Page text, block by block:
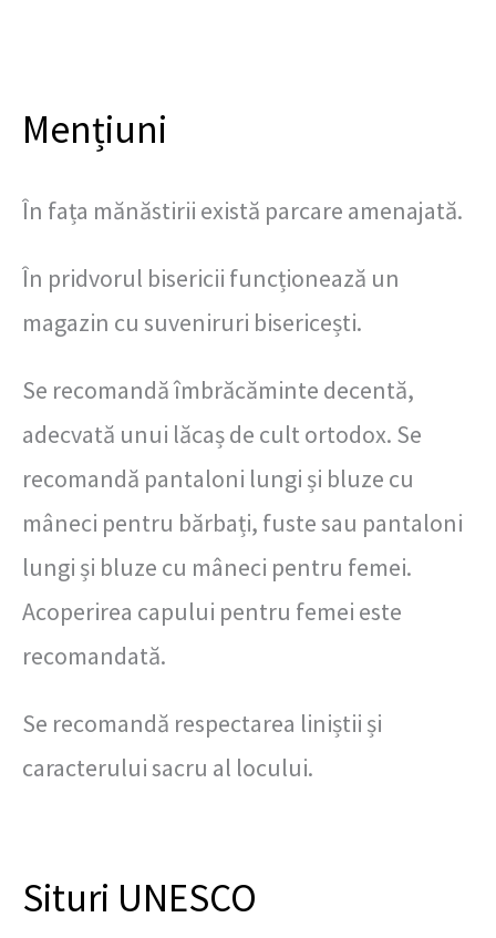
Mențiuni
În fața mănăstirii există parcare amenajată.
În pridvorul bisericii funcționează un
magazin cu suveniruri bisericești.
Se recomandă îmbrăcăminte decentă,
adecvată unui lăcaș de cult ortodox. Se
recomandă pantaloni lungi și bluze cu
mâneci pentru bărbați, fuste sau pantaloni
lungi și bluze cu mâneci pentru femei.
Acoperirea capului pentru femei este
recomandată.
Se recomandă respectarea liniștii și
caracterului sacru al locului.
Situri UNESCO